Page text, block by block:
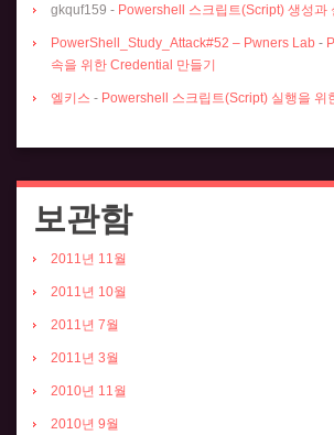
gkquf159 - Powershell 스크립트(Script) 생성과
PowerShell_Study_Attack#52 – Pwners Lab -
속을 위한 Credential 만들기
엘키스 - Powershell 스크립트(Script) 실행을 위
보관함
2011년 11월
2011년 10월
2011년 7월
2011년 3월
2010년 11월
2010년 9월